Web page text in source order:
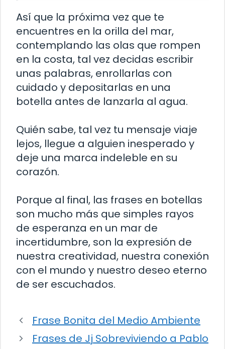
Así que la próxima vez que te
encuentres en la orilla del mar,
contemplando las olas que rompen
en la costa, tal vez decidas escribir
unas palabras, enrollarlas con
cuidado y depositarlas en una
botella antes de lanzarla al agua.
Quién sabe, tal vez tu mensaje viaje
lejos, llegue a alguien inesperado y
deje una marca indeleble en su
corazón.
Porque al final, las frases en botellas
son mucho más que simples rayos
de esperanza en un mar de
incertidumbre, son la expresión de
nuestra creatividad, nuestra conexión
con el mundo y nuestro deseo eterno
de ser escuchados.
Frase Bonita del Medio Ambiente
Frases de Jj Sobreviviendo a Pablo